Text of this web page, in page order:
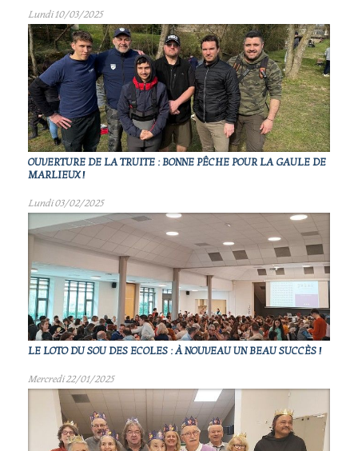
Lundi 10/03/2025
OUVERTURE DE LA TRUITE : BONNE PÊCHE POUR LA GAULE DE
MARLIEUX !
Lundi 03/02/2025
LE LOTO DU SOU DES ECOLES : À NOUVEAU UN BEAU SUCCÈS !
Mercredi 22/01/2025